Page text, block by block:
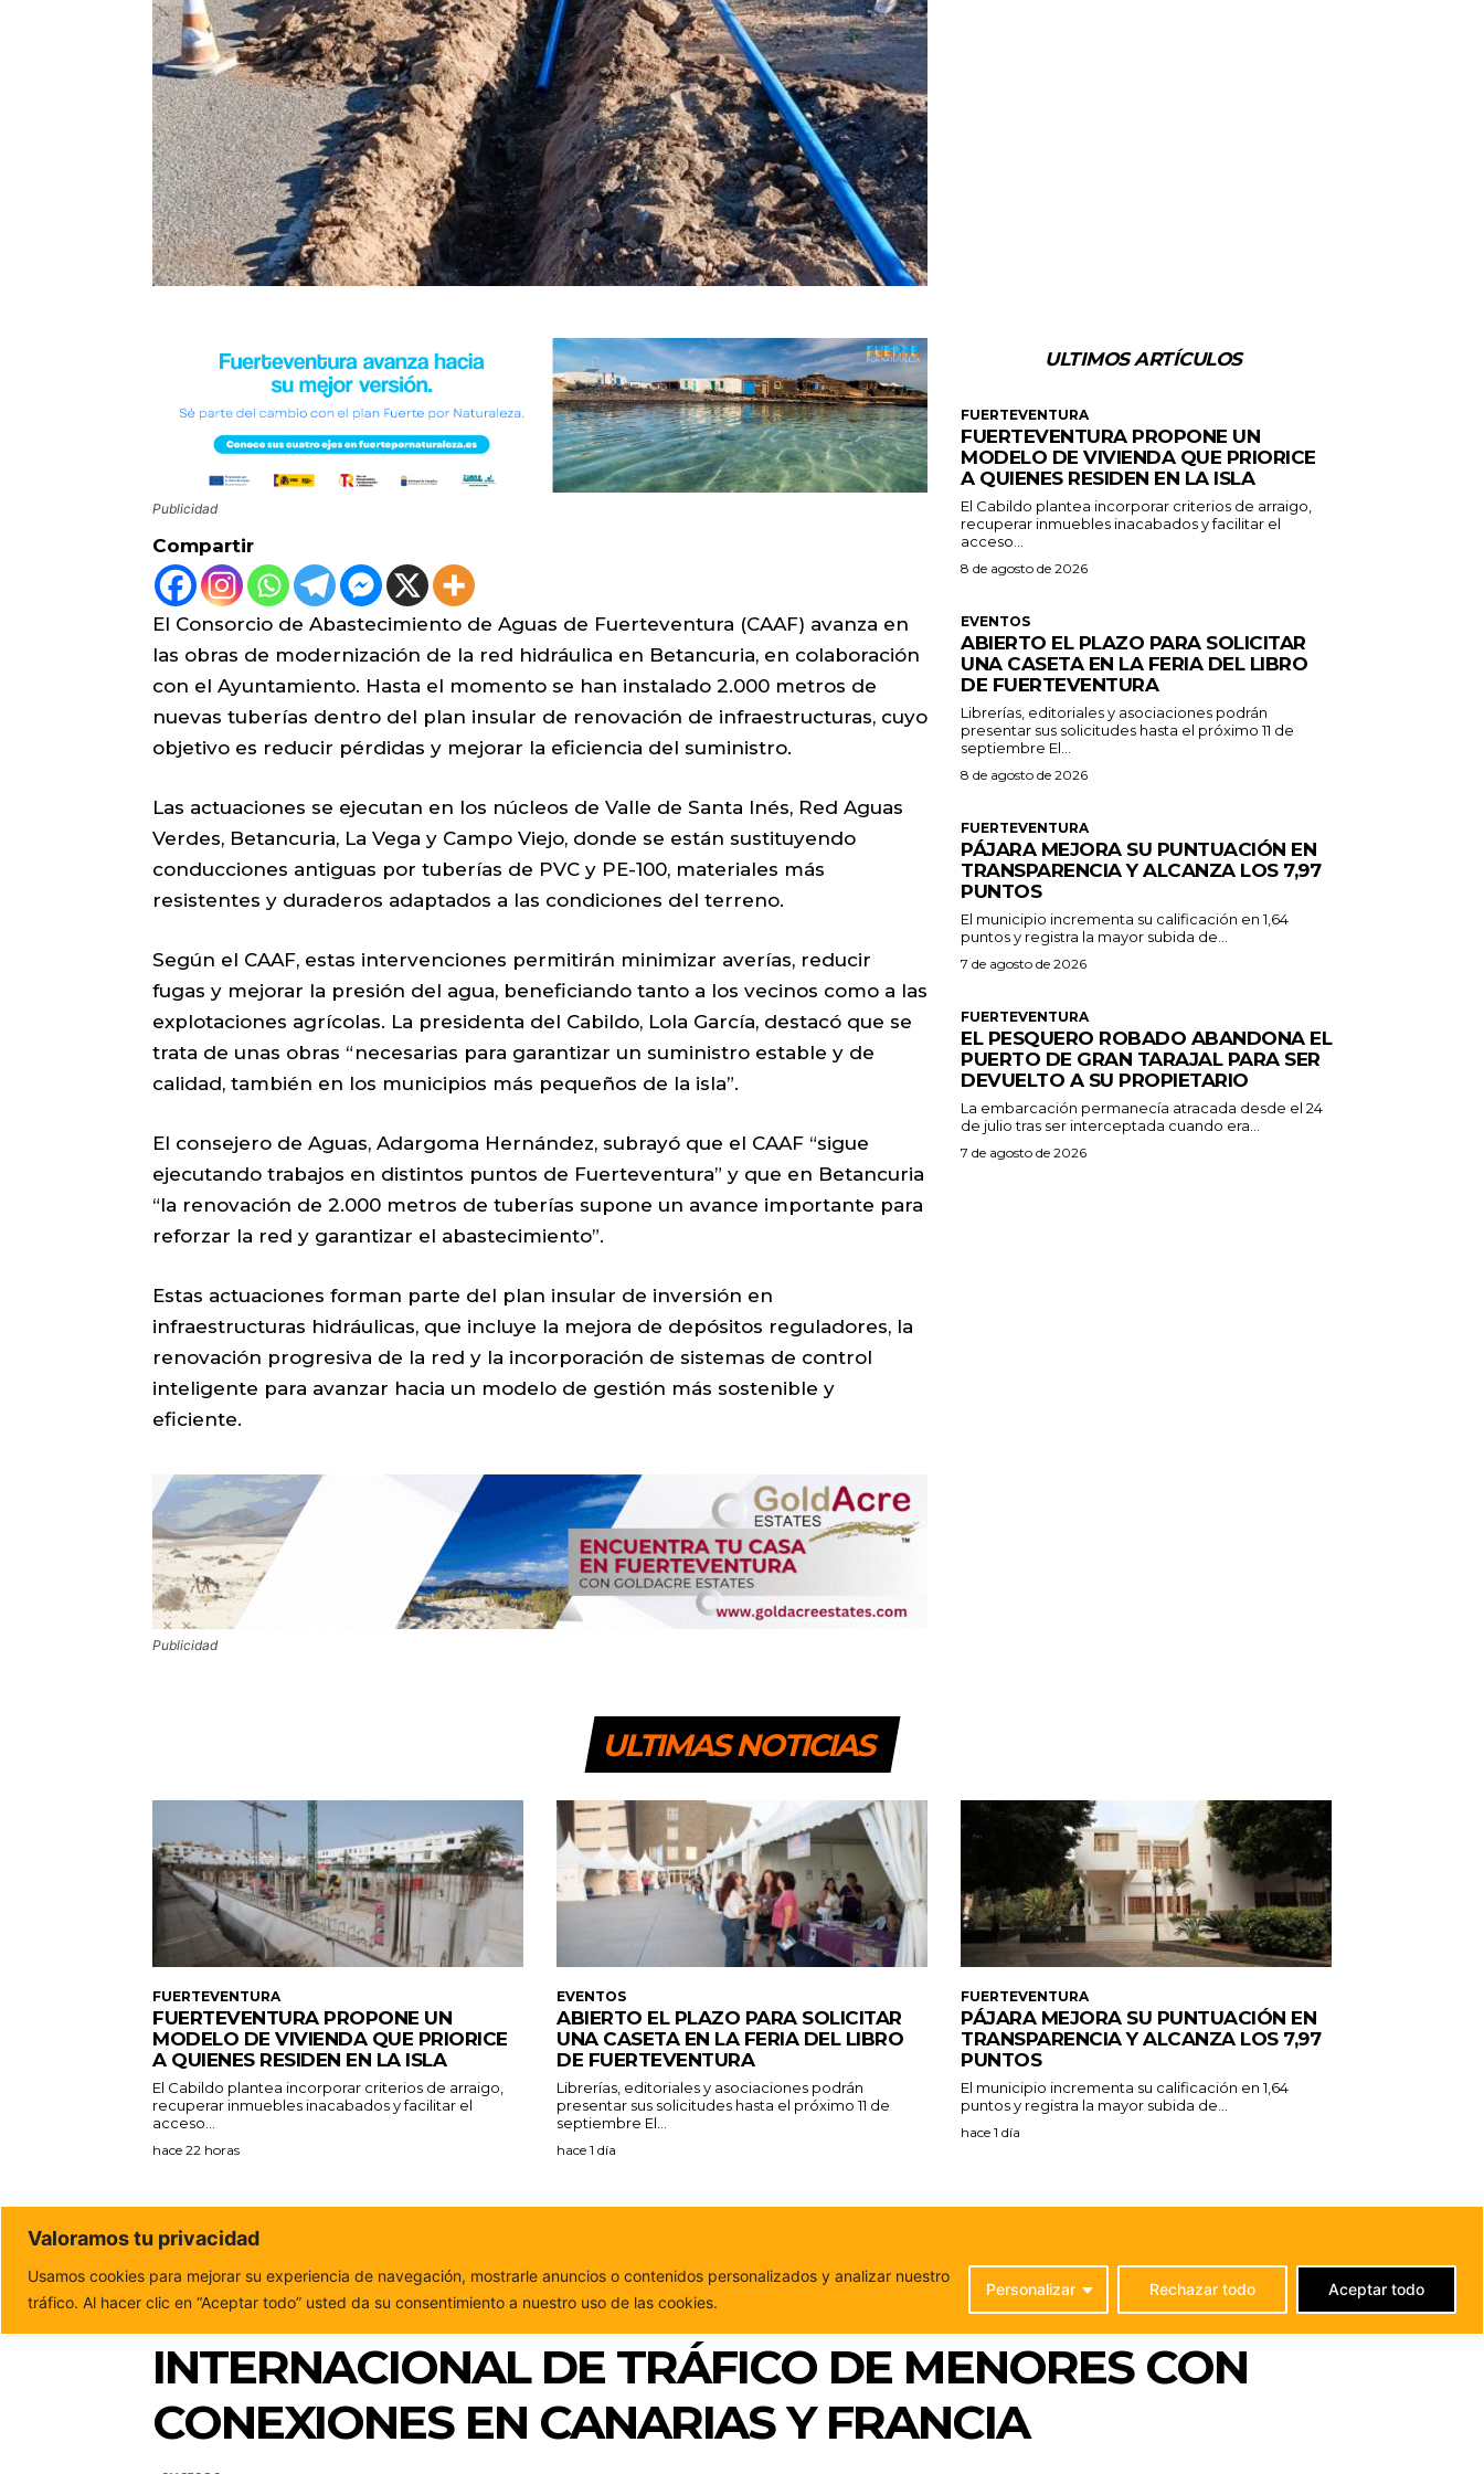
Publicidad
Compartir
El Consorcio de Abastecimiento de Aguas de Fuerteventura (CAAF) avanza en
las obras de modernización de la red hidráulica en Betancuria, en colaboración
con el Ayuntamiento. Hasta el momento se han instalado 2.000 metros de
nuevas tuberías dentro del plan insular de renovación de infraestructuras, cuyo
objetivo es reducir pérdidas y mejorar la eficiencia del suministro.
Las actuaciones se ejecutan en los núcleos de Valle de Santa Inés, Red Aguas
Verdes, Betancuria, La Vega y Campo Viejo, donde se están sustituyendo
conducciones antiguas por tuberías de PVC y PE-100, materiales más
resistentes y duraderos adaptados a las condiciones del terreno.
Según el CAAF, estas intervenciones permitirán minimizar averías, reducir
fugas y mejorar la presión del agua, beneficiando tanto a los vecinos como a las
explotaciones agrícolas. La presidenta del Cabildo, Lola García, destacó que se
trata de unas obras “necesarias para garantizar un suministro estable y de
calidad, también en los municipios más pequeños de la isla”.
El consejero de Aguas, Adargoma Hernández, subrayó que el CAAF “sigue
ejecutando trabajos en distintos puntos de Fuerteventura” y que en Betancuria
“la renovación de 2.000 metros de tuberías supone un avance importante para
reforzar la red y garantizar el abastecimiento”.
Estas actuaciones forman parte del plan insular de inversión en
infraestructuras hidráulicas, que incluye la mejora de depósitos reguladores, la
renovación progresiva de la red y la incorporación de sistemas de control
inteligente para avanzar hacia un modelo de gestión más sostenible y
eficiente.
Publicidad
ULTIMOS ARTÍCULOS
FUERTEVENTURA
FUERTEVENTURA PROPONE UN
MODELO DE VIVIENDA QUE PRIORICE
A QUIENES RESIDEN EN LA ISLA
El Cabildo plantea incorporar criterios de arraigo,
recuperar inmuebles inacabados y facilitar el
acceso...
8 de agosto de 2026
EVENTOS
ABIERTO EL PLAZO PARA SOLICITAR
UNA CASETA EN LA FERIA DEL LIBRO
DE FUERTEVENTURA
Librerías, editoriales y asociaciones podrán
presentar sus solicitudes hasta el próximo 11 de
septiembre El...
8 de agosto de 2026
FUERTEVENTURA
PÁJARA MEJORA SU PUNTUACIÓN EN
TRANSPARENCIA Y ALCANZA LOS 7,97
PUNTOS
El municipio incrementa su calificación en 1,64
puntos y registra la mayor subida de...
7 de agosto de 2026
FUERTEVENTURA
EL PESQUERO ROBADO ABANDONA EL
PUERTO DE GRAN TARAJAL PARA SER
DEVUELTO A SU PROPIETARIO
La embarcación permanecía atracada desde el 24
de julio tras ser interceptada cuando era...
7 de agosto de 2026
ULTIMAS NOTICIAS
FUERTEVENTURA
FUERTEVENTURA PROPONE UN
MODELO DE VIVIENDA QUE PRIORICE
A QUIENES RESIDEN EN LA ISLA
El Cabildo plantea incorporar criterios de arraigo,
recuperar inmuebles inacabados y facilitar el
acceso...
hace 22 horas
EVENTOS
ABIERTO EL PLAZO PARA SOLICITAR
UNA CASETA EN LA FERIA DEL LIBRO
DE FUERTEVENTURA
Librerías, editoriales y asociaciones podrán
presentar sus solicitudes hasta el próximo 11 de
septiembre El...
hace 1 día
FUERTEVENTURA
PÁJARA MEJORA SU PUNTUACIÓN EN
TRANSPARENCIA Y ALCANZA LOS 7,97
PUNTOS
El municipio incrementa su calificación en 1,64
puntos y registra la mayor subida de...
hace 1 día